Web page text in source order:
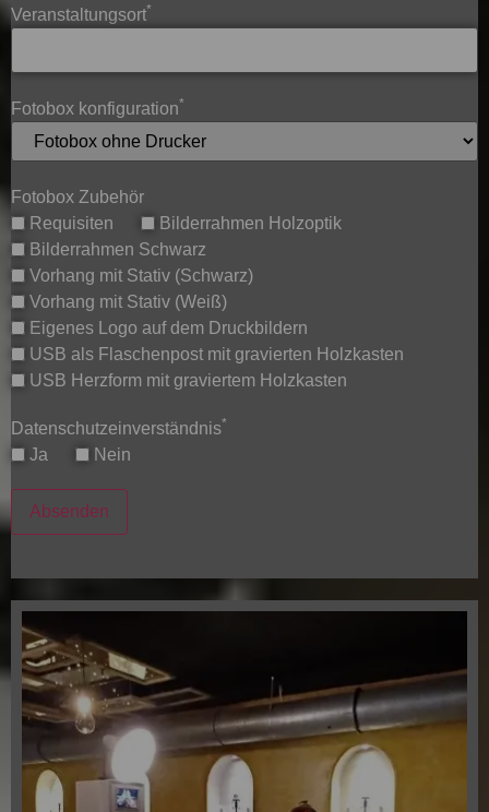
Veranstaltungsort*
Fotobox konfiguration*
Fotobox Zubehör
Requisiten
Bilderrahmen Holzoptik
Bilderrahmen Schwarz
Vorhang mit Stativ (Schwarz)
Vorhang mit Stativ (Weiß)
Eigenes Logo auf dem Druckbildern
USB als Flaschenpost mit gravierten Holzkasten
USB Herzform mit graviertem Holzkasten
Datenschutzeinverständnis*
Ja Nein
Absenden